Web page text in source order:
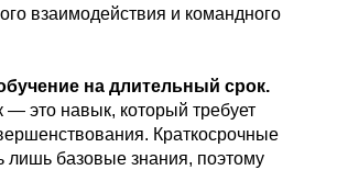
взаимодействия и командного
на длительный срок.
— это навык, который требует
Краткосрочные
лишь базовые знания, поэтому